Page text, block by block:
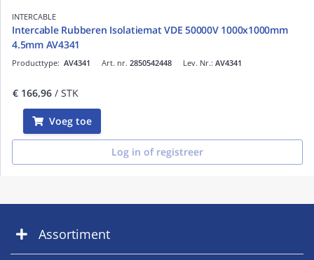
INTERCABLE
Intercable Rubberen Isolatiemat VDE 50000V 1000x1000mm
4.5mm AV4341
Art. nr. 2850542448
Producttype: AV4341 Lev. Nr.: AV4341
€ 166,96 / STK
Voeg toe
Log in of registreer
Assortiment